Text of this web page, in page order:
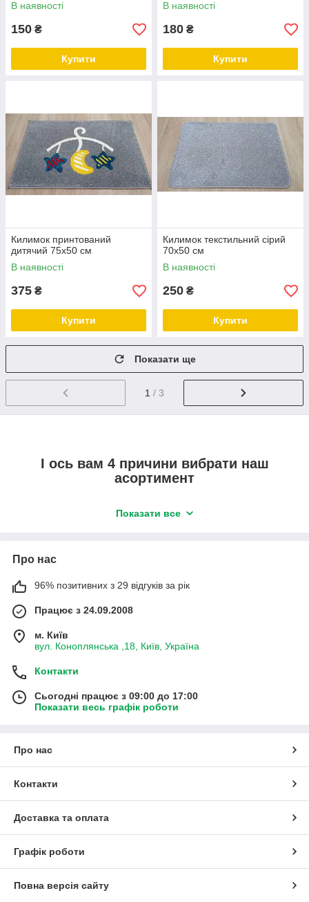
В наявності
150 ₴
Купити
В наявності
180 ₴
Купити
Килимок принтований
дитячий 75х50 см
В наявності
375 ₴
Купити
Килимок текстильний сірий
70х50 см
В наявності
250 ₴
Купити
Показати ще
1 / 3
І ось вам 4 причини вибрати наш
асортимент
1
Він постійно оновлюється та поповнюється новими
2
Відправимо будь замовлення, навіть на 1 позицію,
3
Оплату можем перенести аж до момента
Показати все
Про нас
96% позитивних з 29 відгуків за рік
Працює з 24.09.2008
м. Київ
вул. Коноплянська ,18, Київ, Україна
Контакти
Сьогодні працює з 09:00 до 17:00
Показати весь графік роботи
Про нас
Контакти
Доставка та оплата
Графік роботи
Повна версія сайту